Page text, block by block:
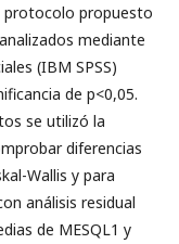
protocolo propuesto
mediante
(IBM SPSS)
de p<0,05.
se utilizó la
diferencias
Wallis y para
análisis residual
de MESQL1 y